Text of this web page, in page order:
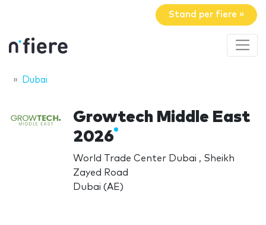
Stand per fiere »
Dubai
Growtech Middle East
2026
World Trade Center Dubai , Sheikh
Zayed Road
Dubai (AE)